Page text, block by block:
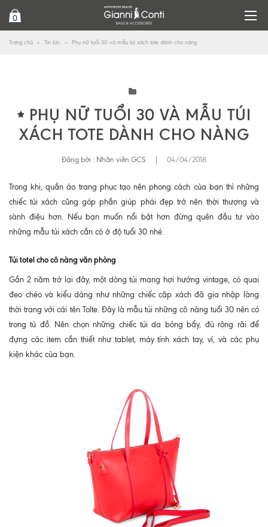
0
Trang chủ Tin tức Phụ nữ tuổi 30 và mẫu túi xách tote dành cho nàng
PHỤ NỮ TUỔI 30 VÀ MẪU TÚI
XÁCH TOTE DÀNH CHO NÀNG
Đăng bởi : Nhân viên GCS 04/04/2018
Trong khi, quần áo trang phục tạo nên phong cách của bạn thì những
chiếc túi xách cũng góp phần giúp phái đẹp trở nên thời thượng và
sành điệu hơn. Nếu bạn muốn nổi bật hơn đừng quên đầu tư vào
những mẫu túi xách cần có ở độ tuổi 30 nhé.
Túi totel cho cô nàng văn phòng
Gần 2 năm trở lại đây, một dòng túi mang hơi hướng vintage, có quai
đeo chéo và kiểu dáng như những chiếc cặp xách đã gia nhập làng
thời trang với cái tên Tolte. Đây là mẫu túi những cô nàng tuổi 30 nên có
trong tủ đồ. Nên chọn những chiếc túi da bóng bẩy, đủ rộng rãi để
đựng các item cần thiết như tablet, máy tính xách tay, ví, và các phụ
kiện khác của bạn.